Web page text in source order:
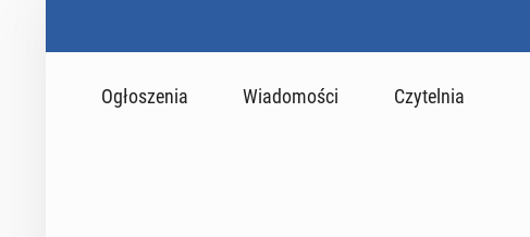
Ogłoszenia Wiadomości Czytelnia